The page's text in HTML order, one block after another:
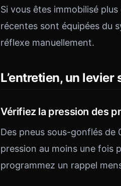
Si vous êtes immobilisé
récentes sont équipées du
réflexe manuellement.
L’entretien, un
Vérifiez la pression des
Des pneus sous-gonflés de
pression au moins une fois
programmez un rappel